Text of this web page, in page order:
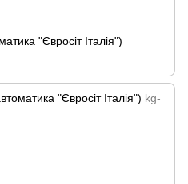
"Євросіт Італія")